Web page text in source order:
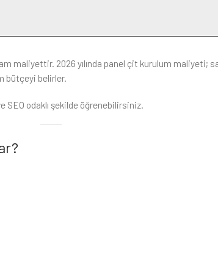
maliyettir. 2026 yılında panel çit kurulum maliyeti;
bütçeyi belirler.
odaklı şekilde öğrenebilirsiniz.